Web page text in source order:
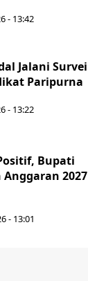
- 13:42
Jalani Survei
Paripurna
- 13:22
Bupati
2027
- 13:01